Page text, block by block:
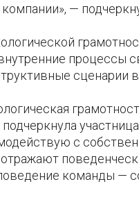
—
процессы
сценарии
с
команды —